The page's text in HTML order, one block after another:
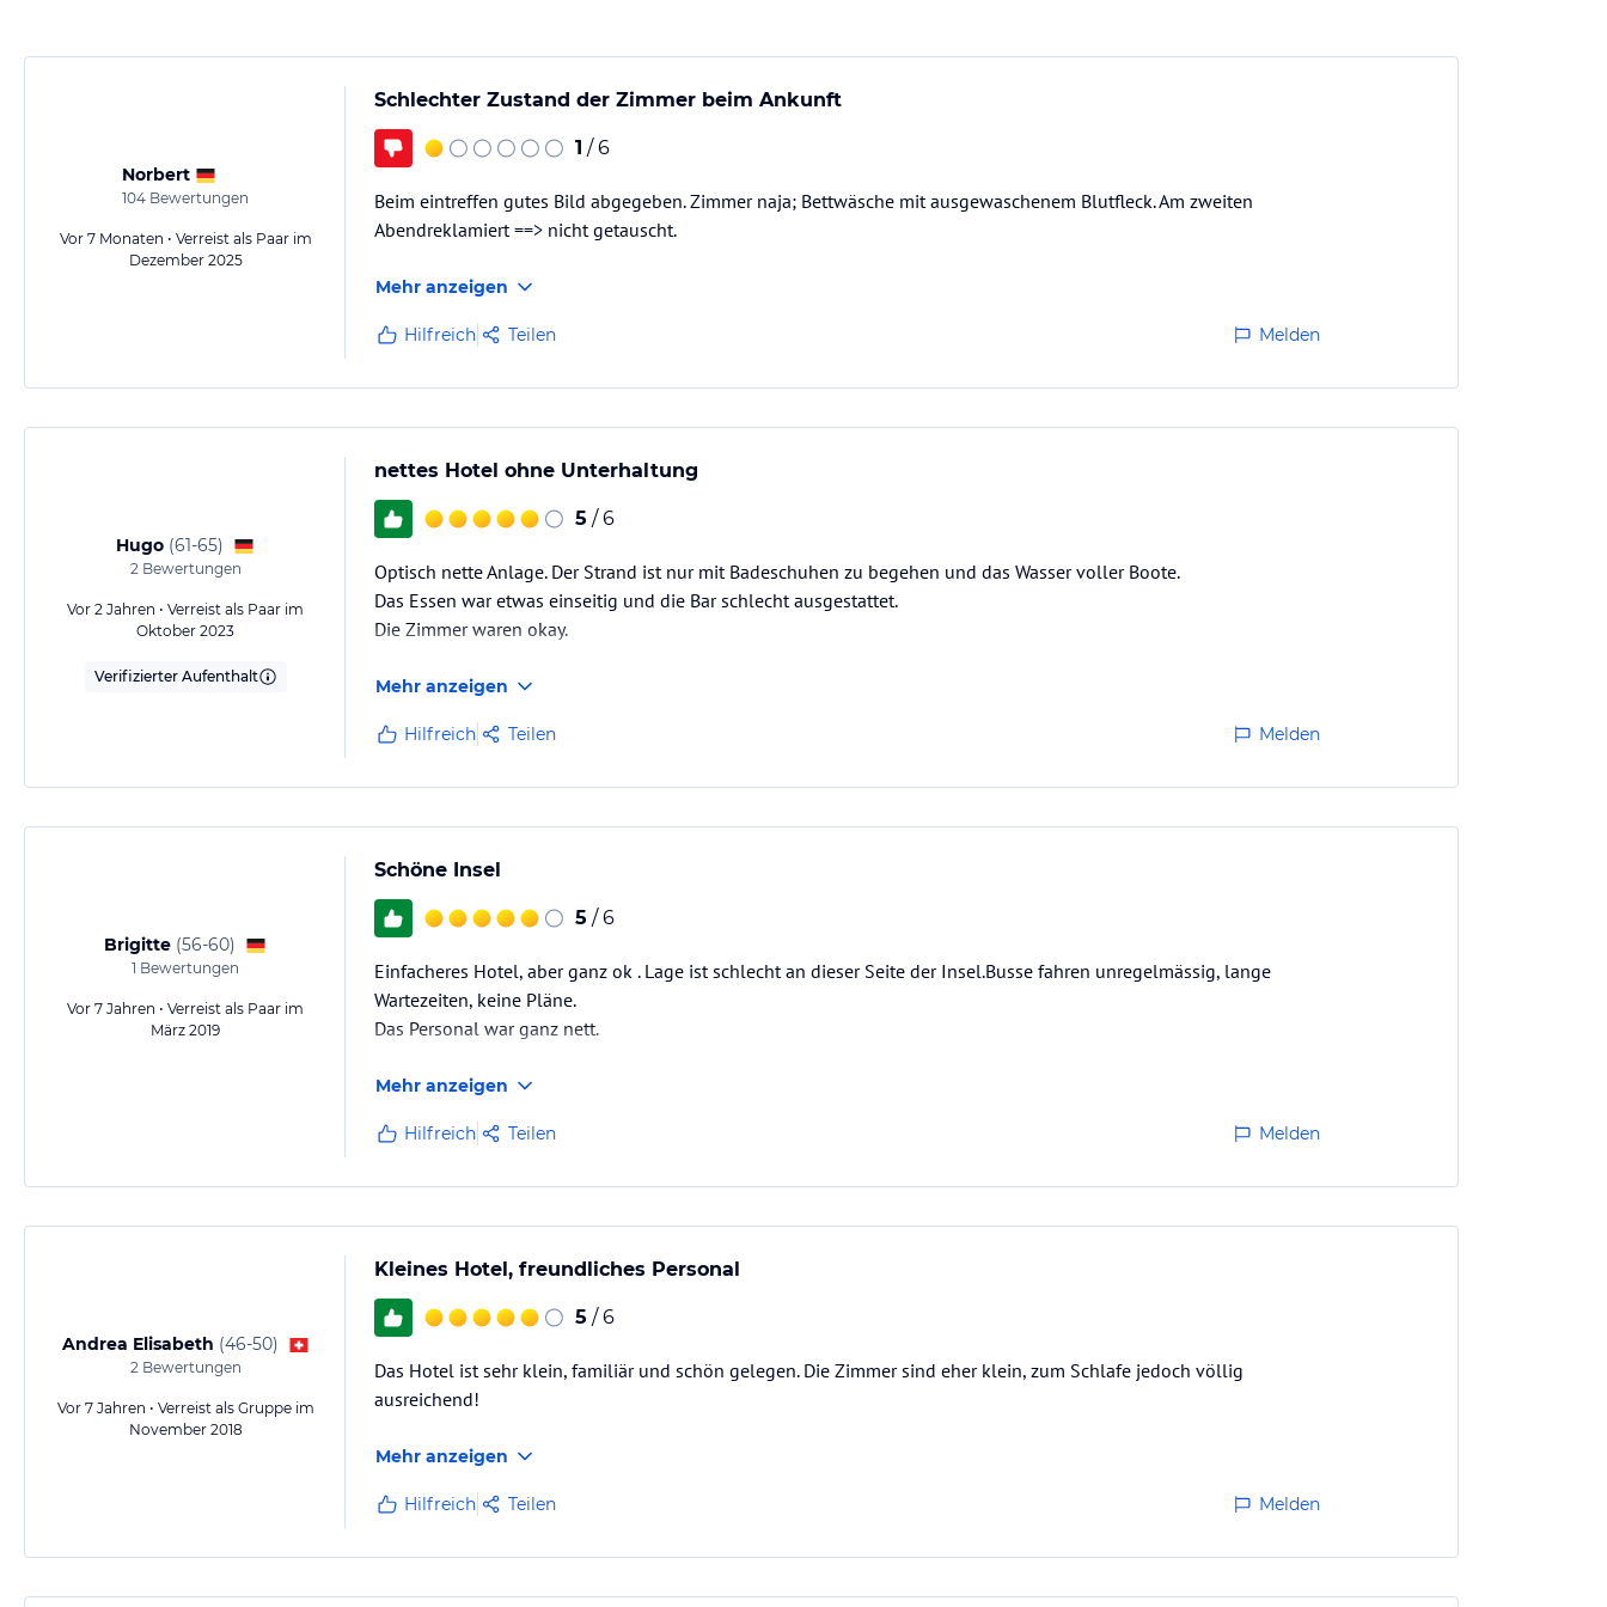
Norbert
104 Bewertungen
Vor 7 Monaten • Verreist als Paar im
Dezember 2025
Schlechter Zustand der Zimmer beim Ankunft
1 / 6
Beim eintreffen gutes Bild abgegeben. Zimmer naja; Bettwäsche mit ausgewaschenem Blutfleck. Am zweiten
Abendreklamiert ==> nicht getauscht.
Mehr anzeigen
Hilfreich Teilen Melden
Hugo (61-65)
2Bewertungen
Vor 2 Jahren • Verreist als Paar im
Oktober 2023
Verifizierter Aufenthalt
nettes Hotel ohne Unterhaltung
5 / 6
Optisch nette Anlage. Der Strand ist nur mit Badeschuhen zu begehen und das Wasser voller Boote.
Das Essen war etwas einseitig und die Bar schlecht ausgestattet.
Die Zimmer waren okay.
Mehr anzeigen
Hilfreich Teilen Melden
Brigitte (56-60)
1 Bewertungen
Vor 7 Jahren • Verreist als Paar im
März 2019
Schöne Insel
5 / 6
Einfacheres Hotel, aber ganz ok . Lage ist schlecht an dieser Seite der Insel.Busse fahren unregelmässig, lange
Wartezeiten, keine Pläne.
Das Personal war ganz nett.
Mehr anzeigen
Hilfreich Teilen Melden
Andrea Elisabeth (46-50)
2Bewertungen
Vor 7 Jahren • Verreist als Gruppe im
November 2018
Kleines Hotel, freundliches Personal
5 / 6
Das Hotel ist sehr klein, familiär und schön gelegen. Die Zimmer sind eher klein, zum Schlafe jedoch völlig
ausreichend!
Mehr anzeigen
Hilfreich Teilen Melden